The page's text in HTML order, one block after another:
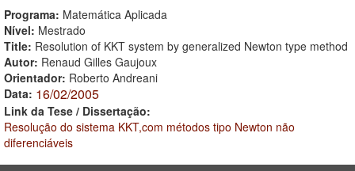
Programa: Matemática Aplicada
Nível: Mestrado
Title: Resolution of KKT system by generalized Newton type method
Autor: Renaud Gilles Gaujoux
Orientador: Roberto Andreani
Data: 16/02/2005
Link da Tese / Dissertação:
Resolução do sistema KKT,com métodos tipo Newton não
diferenciáveis